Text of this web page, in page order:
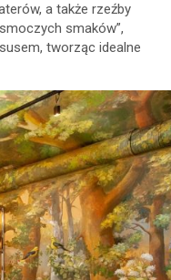
a także rzeźby
smaków”,
tworząc idealne